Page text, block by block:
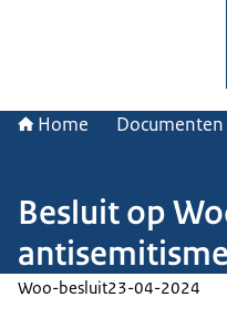
Home Documenten
Besluit op
antisemitisme
Woo-besluit23-04-2024